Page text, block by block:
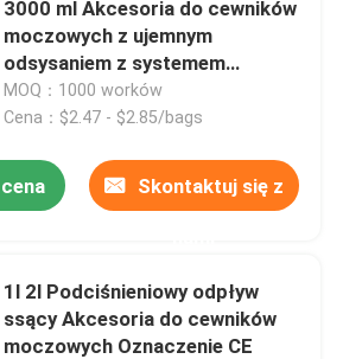
3000 ml Akcesoria do cewników
moczowych z ujemnym
odsysaniem z systemem
próżniowym
MOQ：1000 worków
Cena：$2.47 - $2.85/bags
Skontaktuj się z
1l 2l Podciśnieniowy odpływ
ssący Akcesoria do cewników
moczowych Oznaczenie CE